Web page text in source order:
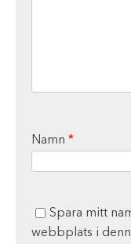
Namn *
Spara mitt
webbplats i